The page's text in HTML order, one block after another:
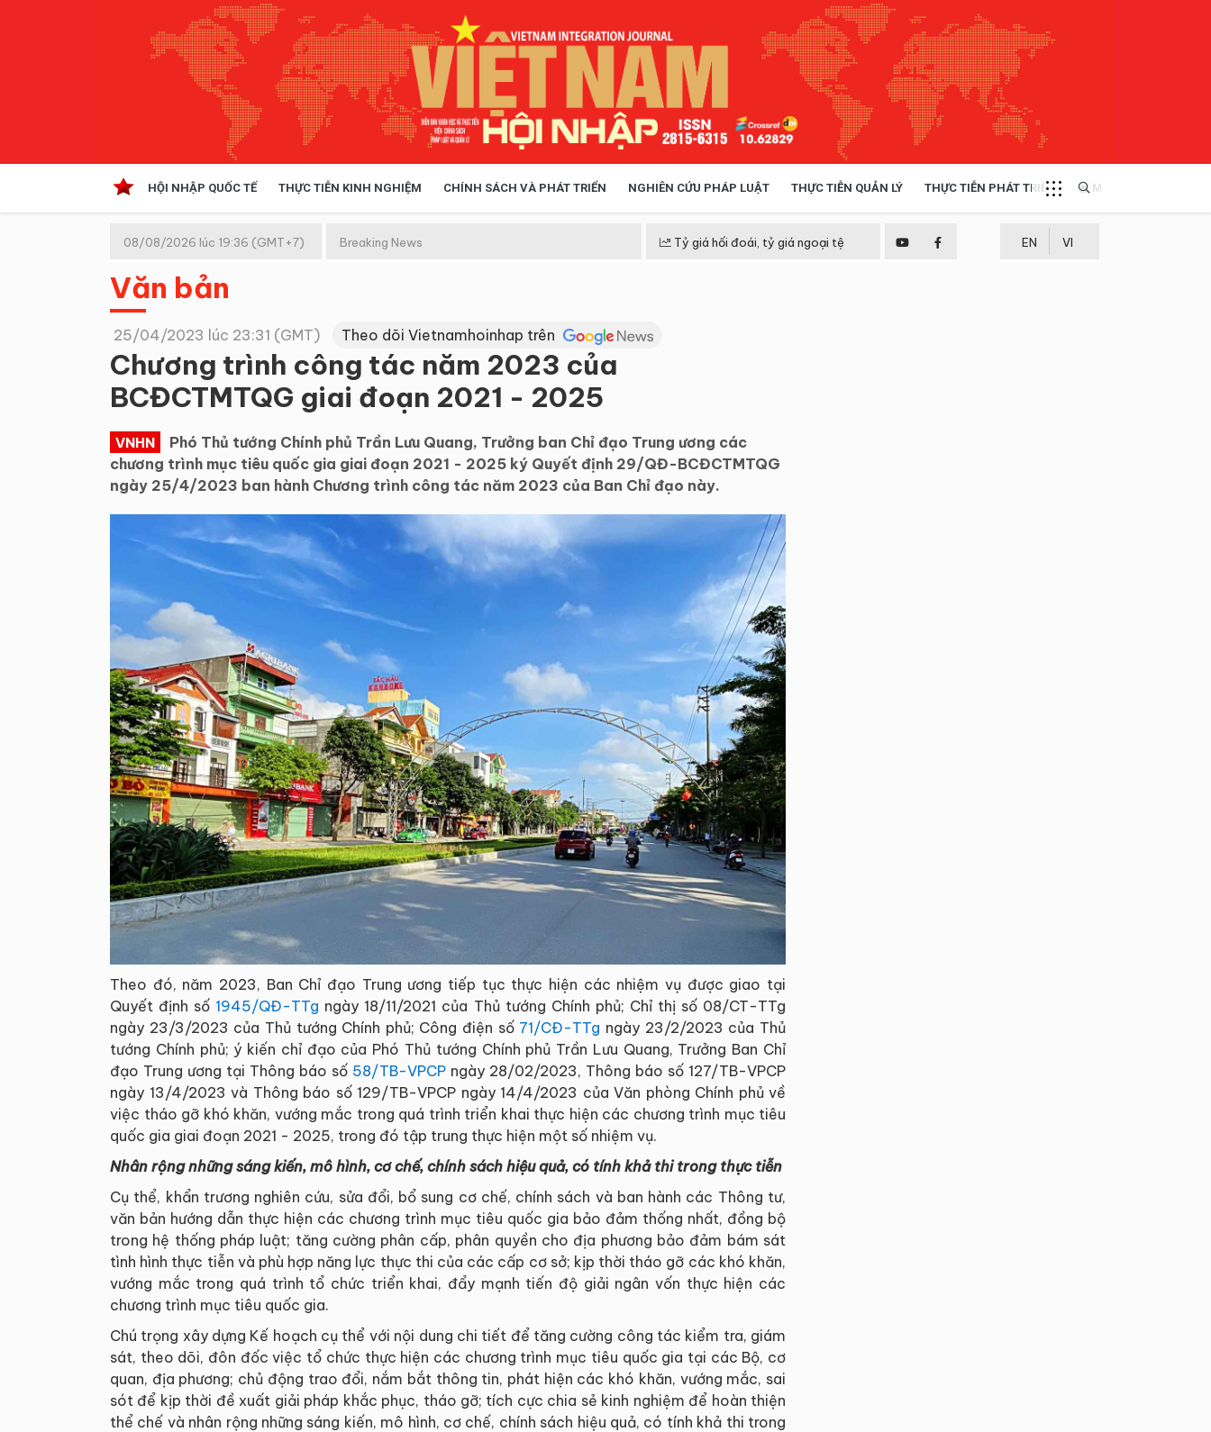
HỘI NHẬP QUỐC TẾ THỰC TIỄN KINH NGHIỆM CHÍNH SÁCH VÀ PHÁT TRIỂN NGHIÊN CỨU PHÁP LUẬT THỰC TIỄN QUẢN LÝ THỰC TIỄN PHÁT TRIỂN MULTIMEDIA
Kinh tế hội nhập
Doanh nghiệp
08/08/2026 lúc 19:36 (GMT+7) Breaking News Tỷ giá hối đoái, tỷ giá ngoại tệ EN VI
Văn bản
25/04/2023 lúc 23:31 (GMT) Theo dõi Vietnamhoinhap trên
Chương trình công tác năm 2023 của
BCĐCTMTQG giai đoạn 2021 - 2025
VNHN
Phó Thủ tướng Chính phủ Trần Lưu Quang, Trưởng ban Chỉ đạo Trung ương các
chương trình mục tiêu quốc gia giai đoạn 2021 - 2025 ký Quyết định 29/QĐ-BCĐCTMTQG
ngày 25/4/2023 ban hành Chương trình công tác năm 2023 của Ban Chỉ đạo này.
Theo đó, năm 2023, Ban Chỉ đạo Trung ương tiếp tục thực hiện các nhiệm vụ được giao tại
Quyết định số1945/QĐ-TTg ngày 18/11/2021 của Thủ tướng Chính phủ; Chỉ thị số 08/CT-TTg
ngày 23/3/2023 của Thủ tướng Chính phủ; Công điện số 71/CĐ-TTg ngày 23/2/2023 của Thủ
tướng Chính phủ; ý kiến chỉ đạo của Phó Thủ tướng Chính phủ Trần Lưu Quang, Trưởng Ban Chỉ
đạo Trung ương tại Thông báo số 58/TB-VPCP ngày 28/02/2023, Thông báo số 127/TB-VPCP
ngày 13/4/2023 và Thông báo số 129/TB-VPCP ngày 14/4/2023 của Văn phòng Chính phủ về
việc tháo gỡ khó khăn, vướng mắc trong quá trình triển khai thực hiện các chương trình mục tiêu
quốc gia giai đoạn 2021 - 2025, trong đó tập trung thực hiện một số nhiệm vụ.
Nhân rộng những sáng kiến, mô hình, cơ chế, chính sách hiệu quả, có tính khả thi trong thực tiễn
Cụ thể, khẩn trương nghiên cứu, sửa đổi, bổ sung cơ chế, chính sách và ban hành các Thông tư,
văn bản hướng dẫn thực hiện các chương trình mục tiêu quốc gia bảo đảm thống nhất, đồng bộ
trong hệ thống pháp luật; tăng cường phân cấp, phân quyền cho địa phương bảo đảm bám sát
tình hình thực tiễn và phù hợp năng lực thực thi của các cấp cơ sở; kịp thời tháo gỡ các khó khăn,
vướng mắc trong quá trình tổ chức triển khai, đẩy mạnh tiến độ giải ngân vốn thực hiện các
chương trình mục tiêu quốc gia.
Chú trọng xây dựng Kế hoạch cụ thể với nội dung chi tiết để tăng cường công tác kiểm tra, giám
sát, theo dõi, đôn đốc việc tổ chức thực hiện các chương trình mục tiêu quốc gia tại các Bộ, cơ
quan, địa phương; chủ động trao đổi, nắm bắt thông tin, phát hiện các khó khăn, vướng mắc, sai
sót để kịp thời đề xuất giải pháp khắc phục, tháo gỡ; tích cực chia sẻ kinh nghiệm để hoàn thiện
thể chế và nhân rộng những sáng kiến, mô hình, cơ chế, chính sách hiệu quả, có tính khả thi trong